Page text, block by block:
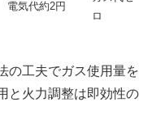
電気代約2円
ロ
の工夫でガス使用量を
と火力調整は即効性の